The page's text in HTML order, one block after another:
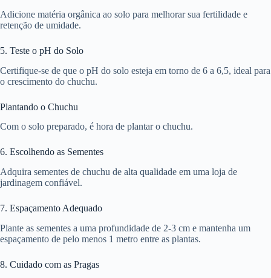
Adicione matéria orgânica ao solo para melhorar sua fertilidade e
retenção de umidade.
5. Teste o pH do Solo
Certifique-se de que o pH do solo esteja em torno de 6 a 6,5, ideal para
o crescimento do chuchu.
Plantando o Chuchu
Com o solo preparado, é hora de plantar o chuchu.
6. Escolhendo as Sementes
Adquira sementes de chuchu de alta qualidade em uma loja de
jardinagem confiável.
7. Espaçamento Adequado
Plante as sementes a uma profundidade de 2-3 cm e mantenha um
espaçamento de pelo menos 1 metro entre as plantas.
8. Cuidado com as Pragas